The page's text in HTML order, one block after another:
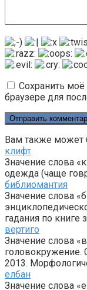
Сохранить моё
браузере для
Вам также может
клифт
Значение слова
одежда (чаще
библиомантия
Значение слова
гадания по книге
вертиго
Значение слова
головокружение.
2013.
елбан
Значение слова